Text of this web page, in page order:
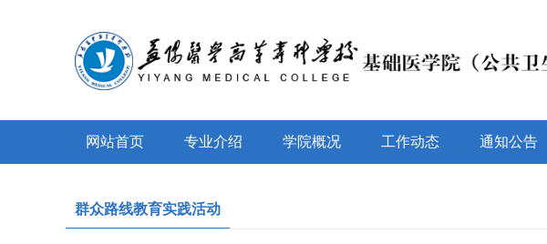
网站首页 专业介绍 学院概况 工作动态 通知公告
群众路线教育实践活动